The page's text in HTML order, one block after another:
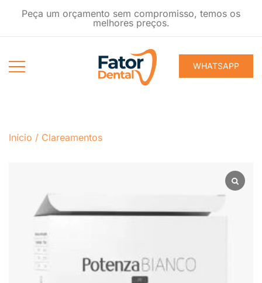
Peça um orçamento sem compromisso, temos os
melhores preços.
WHATSAPP
Início / Clareamentos